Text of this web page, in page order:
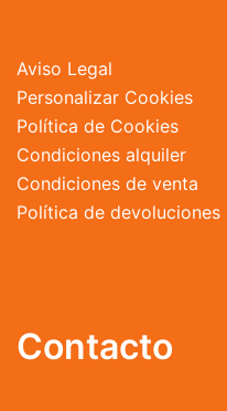
Aviso Legal
Personalizar Cookies
Política de Cookies
Condiciones alquiler
Condiciones de venta
Política de devoluciones
Contacto